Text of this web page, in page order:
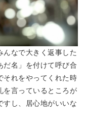
なで大きく返事した
だ名」を付けて呼び合
それをやってくれた時
を言っているところが
すし、居心地がいいな